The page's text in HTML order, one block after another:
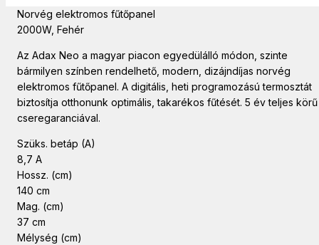
Norvég elektromos fűtőpanel
2000W, Fehér
Az Adax Neo a magyar piacon egyedülálló módon, szinte
bármilyen színben rendelhető, modern, dizájndíjas norvég
elektromos fűtőpanel. A digitális, heti programozású termosztát
biztosítja otthonunk optimális, takarékos fűtését. 5 év teljes körű
cseregaranciával.
Szüks. betáp (A)
8,7 A
Hossz. (cm)
140 cm
Mag. (cm)
37 cm
Mélység (cm)